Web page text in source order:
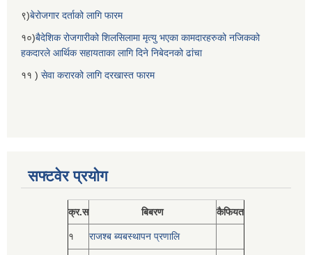
९)बेरोजगार दर्ताको लागि फारम
१०)बैदेशिक रोजगारीको शिलसिलामा मृत्यु भएका कामदारहरुको नजिकको
हकदारले आर्थिक सहायताका लागि दिने निबेदनको ढांचा
११ ) सेवा करारको लागि दरखास्त फारम
सफ्टवेर प्रयोग
क्र.स बिबरण कैफियत
१ राजश्ब ब्यबस्थापन प्रणालि